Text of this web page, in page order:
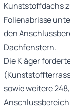
Kunststoffdachs
Folienabrisse
den
Dachfenstern.
Die Kläger
sowie weitere